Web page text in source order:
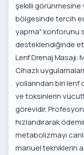
şekilli görünmesine
bölgesinde tercih
yapma" konforunu
desteklendiğinde
Lenf Drenaj Masajı:
Cihazlı
yollarından biri lenf
ve toksinlerin
görevidir.
hızlandırarak
metabolizmayı
manuel tekniklerin